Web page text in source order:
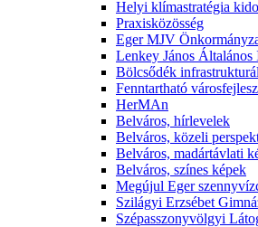
Helyi klímastratégia
Praxisközösség
Eger MJV
Lenkey János Általános
Bölcsődék
Fenntartható
HerMAn
Belváros, hírlevelek
Belváros, közeli
Belváros, madártávlati
Belváros, színes képek
Megújul Eger
Szilágyi Erzsébet
Szépasszonyvölgyi